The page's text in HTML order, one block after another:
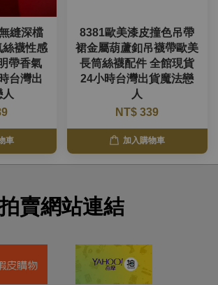
縫深檔
襪性感
帶香氣
台灣出
車
8381歐美漆皮撞色吊帶
裙金屬葫蘆釦吊襪帶歐美
長筒絲襪配件 全館現貨
24小時台灣出貨魔法戀
人
NT$ 339
加入購物車
賣網站連結